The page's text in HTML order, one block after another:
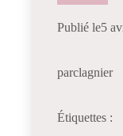
Publié le5
parclagnier
Étiquettes :